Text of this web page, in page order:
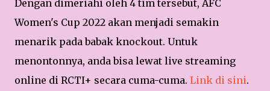
Dengan dimeriahi oleh 4 tim tersebut, AFC
Women's Cup 2022 akan menjadi semakin
menarik pada babak knockout. Untuk
menontonnya, anda bisa lewat live streaming
online di RCTI+ secara cuma-cuma. Link di sini.